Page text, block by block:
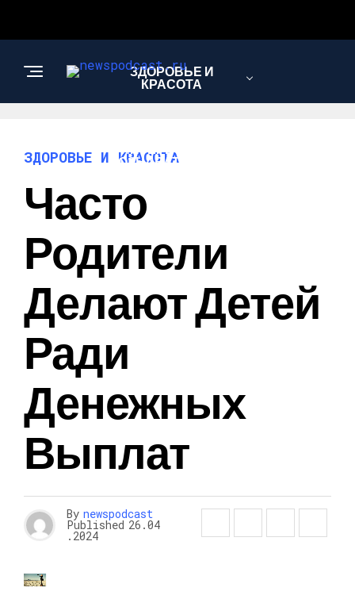
ЗДОРОВЬЕ И
КРАСОТА
ИНТЕРЕСНОЕ И
ПОЗНАВАТЕЛЬНОЕ
ЗДОРОВЬЕ И КРАСОТА
Часто
Родители
Делают Детей
Ради
Денежных
Выплат
By newspodcast
Published 26.04
.2024